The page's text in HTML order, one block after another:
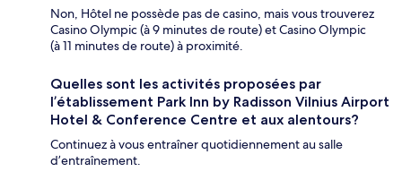
Non, Hôtel ne possède pas de casino, mais vous trouverez
Casino Olympic (à 9 minutes de route) et Casino Olympic
(à 11 minutes de route) à proximité.
Quelles sont les activités proposées par
l’établissement Park Inn by Radisson Vilnius Airport
Hotel & Conference Centre et aux alentours?
Continuez à vous entraîner quotidiennement au salle
d’entraînement.